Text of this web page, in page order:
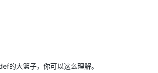
的大篮子，你可以这么理解。